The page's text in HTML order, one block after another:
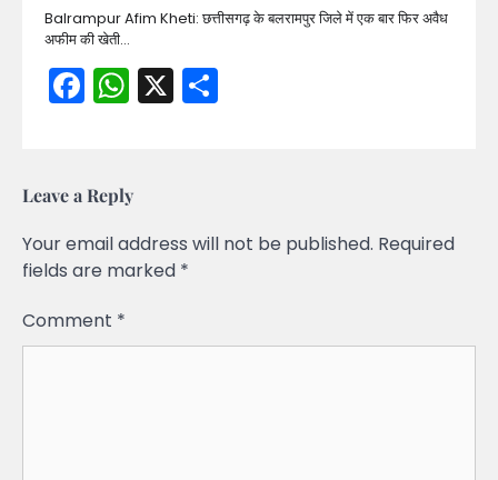
Balrampur Afim Kheti: छत्तीसगढ़ के बलरामपुर जिले में एक बार फिर अवैध
अफीम की खेती…
Facebook
WhatsApp
X
Leave a Reply
Your email address will not be published. Required
fields are marked *
Comment *